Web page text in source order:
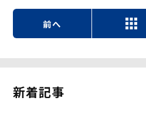
前へ
新着記事